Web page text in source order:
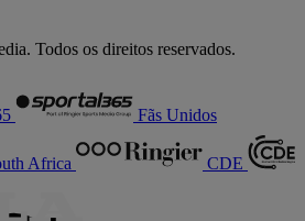
Todos os direitos reservados.
Fãs Unidos
Africa CDE